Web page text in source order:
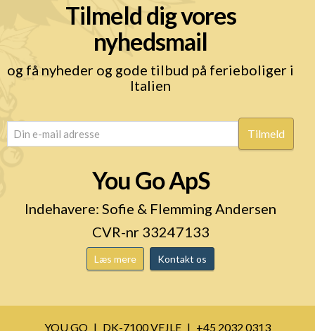
Tilmeld dig vores
nyhedsmail
og få nyheder og gode tilbud på ferieboliger i
Italien
(Påkrævet)
You Go ApS
Indehavere: Sofie & Flemming Andersen
CVR-nr 33247133
Læs mere Kontakt os
YOU GO DK-7100 VEJLE +45 2032 0313